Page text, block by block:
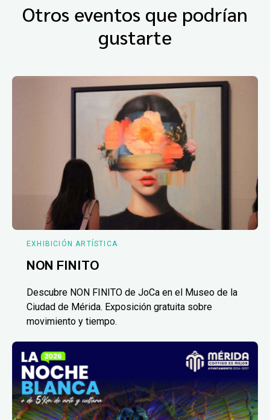
Otros eventos que podrían
gustarte
EXHIBICIÓN ARTÍSTICA
NON FINITO
Descubre NON FINITO de JoCa en el Museo de la
Ciudad de Mérida. Exposición gratuita sobre
movimiento y tiempo.